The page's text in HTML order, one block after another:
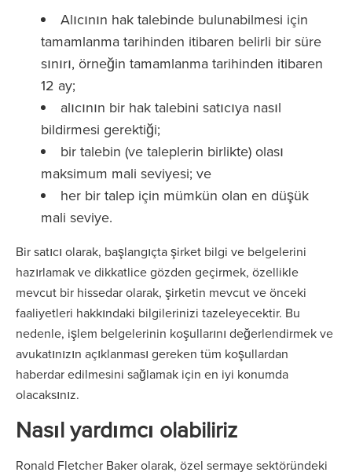
Alıcının hak talebinde bulunabilmesi için
tamamlanma tarihinden itibaren belirli bir süre
sınırı, örneğin tamamlanma tarihinden itibaren
12 ay;
alıcının bir hak talebini satıcıya nasıl
bildirmesi gerektiği;
bir talebin (ve taleplerin birlikte) olası
maksimum mali seviyesi; ve
her bir talep için mümkün olan en düşük
mali seviye.
Bir satıcı olarak, başlangıçta şirket bilgi ve belgelerini
hazırlamak ve dikkatlice gözden geçirmek, özellikle
mevcut bir hissedar olarak, şirketin mevcut ve önceki
faaliyetleri hakkındaki bilgilerinizi tazeleyecektir. Bu
nedenle, işlem belgelerinin koşullarını değerlendirmek ve
avukatınızın açıklanması gereken tüm koşullardan
haberdar edilmesini sağlamak için en iyi konumda
olacaksınız.
Nasıl yardımcı olabiliriz
Ronald Fletcher Baker olarak, özel sermaye sektöründeki